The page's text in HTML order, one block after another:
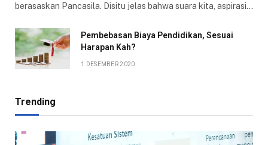
berasaskan Pancasila. Disitu jelas bahwa suara kita, aspirasi…
Pembebasan Biaya Pendidikan, Sesuai
Harapan Kah?
1 DESEMBER 2020
Trending